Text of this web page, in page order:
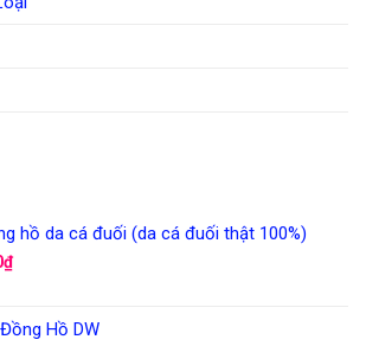
hồ da cá đuối (da cá đuối thật 100%)
₫
Hồ DW